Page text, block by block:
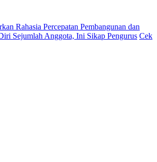
Rahasia Percepatan Pembangunan dan
Sejumlah Anggota, Ini Sikap Pengurus Cek